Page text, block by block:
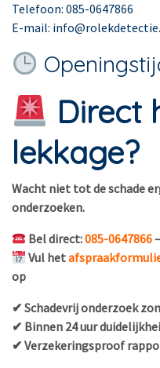
Telefoon: 085-0647866
E-mail:
Direct
lekkage?
Wacht niet tot de schade
onderzoeken.
Bel direct:085-0647866
Vul het
op
✔ Schadevrij onderzoek
✔ Binnen 24 uur
✔ Verzekeringsproof